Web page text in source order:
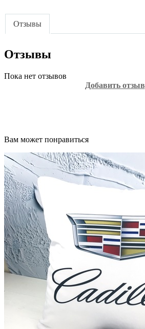
Отзывы
Отзывы
Пока нет отзывов
Добавить отзыв
Вам может понравиться